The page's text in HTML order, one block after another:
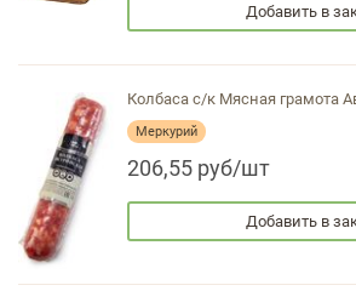
Добавить в
Колбаса с/к Мясная грамота
Меркурий
206,55 руб/шт
Добавить в